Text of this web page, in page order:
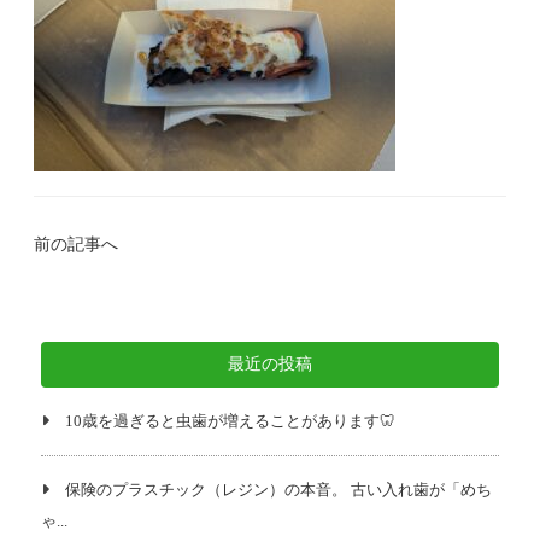
前の記事へ
最近の投稿
10歳を過ぎると虫歯が増えることがあります🦷
保険のプラスチック（レジン）の本音。 古い入れ歯が「めち
ゃ...